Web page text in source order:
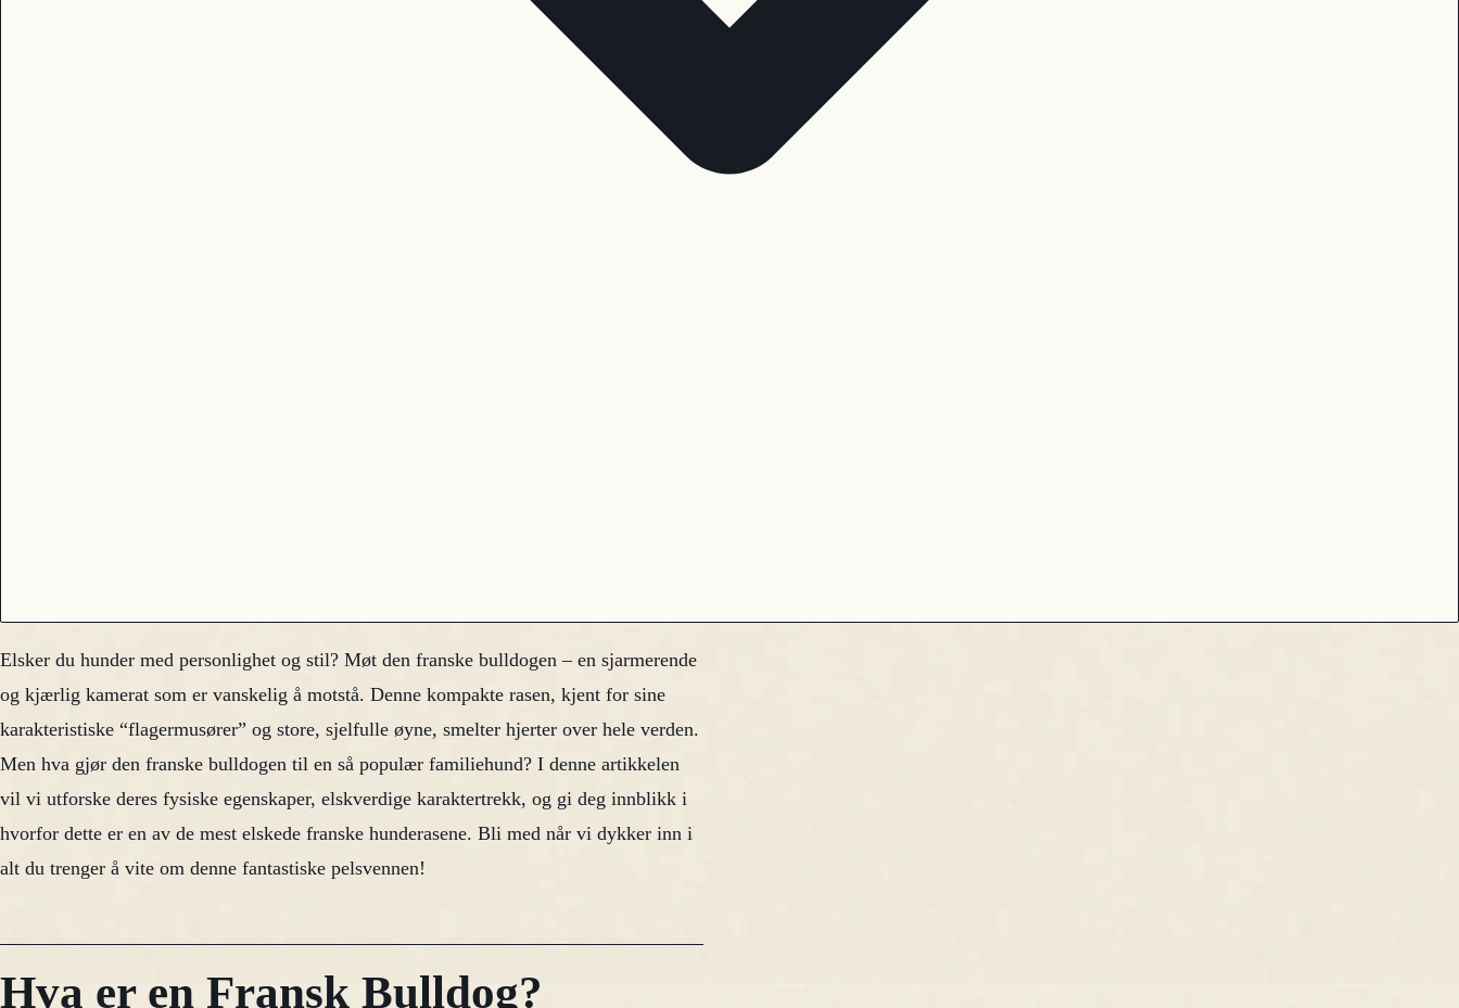
Elsker du hunder med personlighet og stil? Møt den franske bulldogen – en sjarmerende
og kjærlig kamerat som er vanskelig å motstå. Denne kompakte rasen, kjent for sine
karakteristiske “flagermusører” og store, sjelfulle øyne, smelter hjerter over hele verden.
Men hva gjør den franske bulldogen til en så populær familiehund? I denne artikkelen
vil vi utforske deres fysiske egenskaper, elskverdige karaktertrekk, og gi deg innblikk i
hvorfor dette er en av de mest elskede franske hunderasene. Bli med når vi dykker inn i
alt du trenger å vite om denne fantastiske pelsvennen!
Hva er en Fransk Bulldog?